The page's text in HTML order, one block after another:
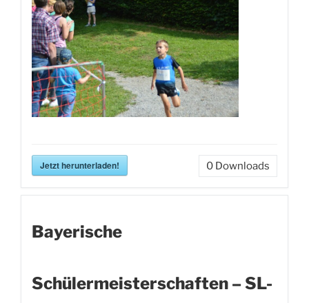
Jetzt herunterladen! 0 Downloads
Bayerische
Schülermeisterschaften – SL-